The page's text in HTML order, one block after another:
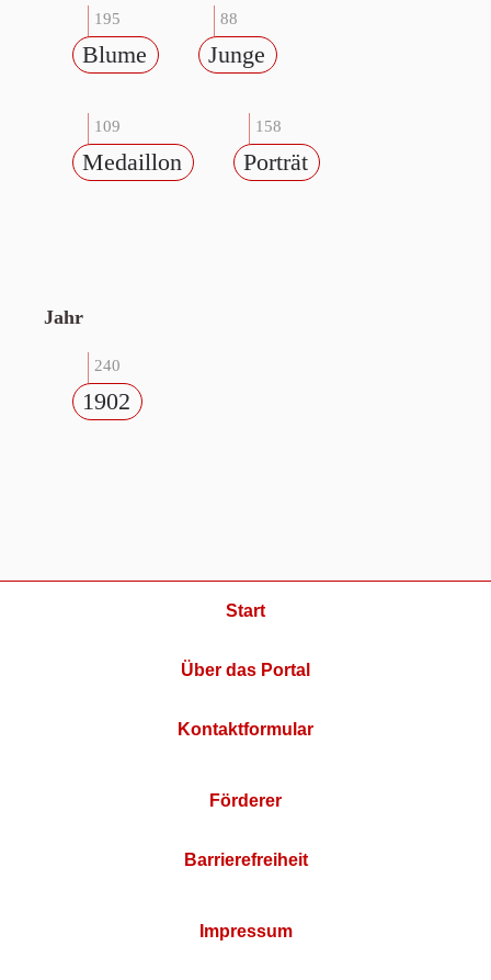
195
Blume
88
Junge
109
Medaillon
158
Porträt
Jahr
240
1902
Start
Über das Portal
Kontaktformular
Förderer
Barrierefreiheit
Impressum